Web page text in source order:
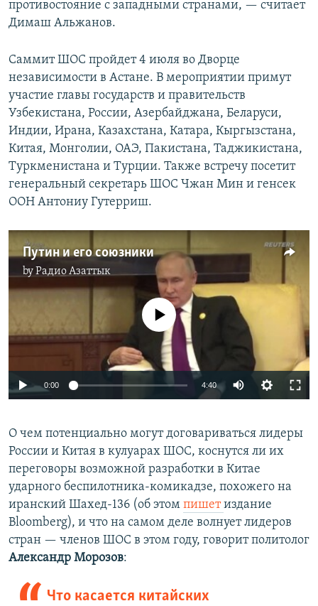
противостояние с западными странами, — считает
Димаш Альжанов.
Саммит ШОС пройдет 4 июля во Дворце
независимости в Астане. В мероприятии примут
участие главы государств и правительств
Узбекистана, России, Азербайджана, Беларуси,
Индии, Ирана, Казахстана, Катара, Кыргызстана,
Китая, Монголии, ОАЭ, Пакистана, Таджикистана,
Туркменистана и Турции. Также встречу посетит
генеральный секретарь ШОС Чжан Мин и генсек
ООН Антониу Гутерриш.
Путин и его союзники
byРадио Азаттык
Auto 240p 360p 480p
720p 1080p
No media source currently available
0:00 4:40
360p
480p
1080p
О чем потенциально могут договариваться лидеры
России и Китая в кулуарах ШОС, коснутся ли их
переговоры возможной разработки в Китае
ударного беспилотника-комикадзе, похожего на
иранский Шахед-136 (об этом пишетиздание
Bloomberg), и что на самом деле волнует лидеров
стран — членов ШОС в этом году, говорит политолог
Александр Морозов:
Что касается китайских